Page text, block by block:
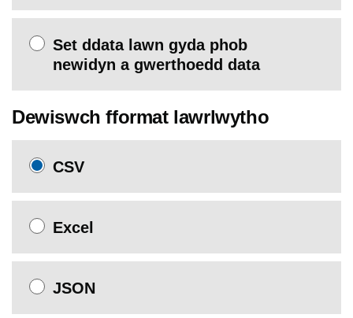
Set ddata lawn gyda phob
newidyn a gwerthoedd data
Dewiswch fformat lawrlwytho
CSV
Excel
JSON